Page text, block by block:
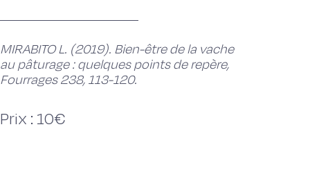
MIRABITO L. (2019). Bien-être de la vache
au pâturage : quelques points de repère,
Fourrages 238, 113-120.
Prix : 10€